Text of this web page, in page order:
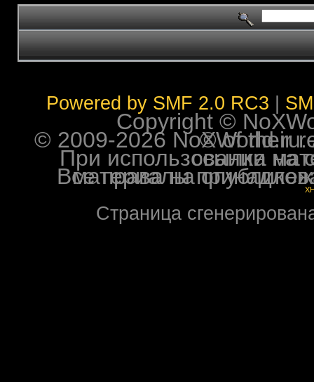
Powered by SMF 2.0 RC3
Copyright ©
© 2009-2026 NoXWorld.ru. All
При использовании
Все права на опубликованные на форуме
Страница